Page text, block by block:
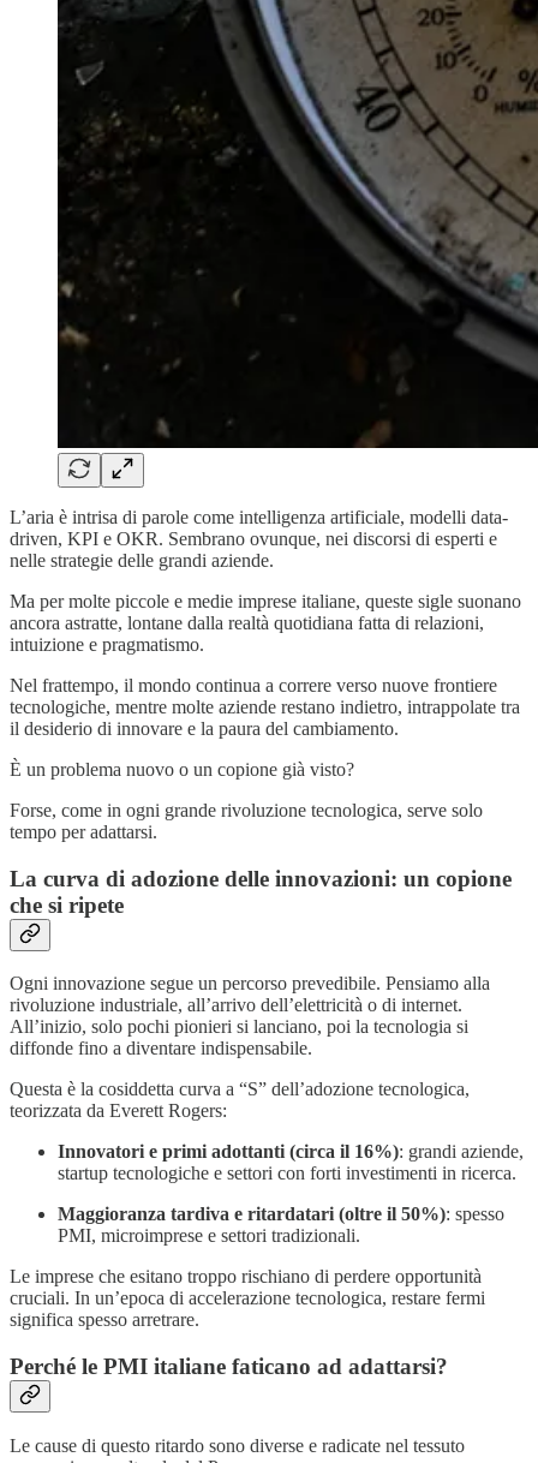
L’aria è intrisa di parole come intelligenza artificiale, modelli data-
driven, KPI e OKR. Sembrano ovunque, nei discorsi di esperti e
nelle strategie delle grandi aziende.
Ma per molte piccole e medie imprese italiane, queste sigle suonano
ancora astratte, lontane dalla realtà quotidiana fatta di relazioni,
intuizione e pragmatismo.
Nel frattempo, il mondo continua a correre verso nuove frontiere
tecnologiche, mentre molte aziende restano indietro, intrappolate tra
il desiderio di innovare e la paura del cambiamento.
È un problema nuovo o un copione già visto?
Forse, come in ogni grande rivoluzione tecnologica, serve solo
tempo per adattarsi.
La curva di adozione delle innovazioni: un copione
che si ripete
Ogni innovazione segue un percorso prevedibile. Pensiamo alla
rivoluzione industriale, all’arrivo dell’elettricità o di internet.
All’inizio, solo pochi pionieri si lanciano, poi la tecnologia si
diffonde fino a diventare indispensabile.
Questa è la cosiddetta curva a “S” dell’adozione tecnologica,
teorizzata da Everett Rogers:
Innovatori e primi adottanti (circa il 16%): grandi aziende,
startup tecnologiche e settori con forti investimenti in ricerca.
Maggioranza tardiva e ritardatari (oltre il 50%): spesso
PMI, microimprese e settori tradizionali.
Le imprese che esitano troppo rischiano di perdere opportunità
cruciali. In un’epoca di accelerazione tecnologica, restare fermi
significa spesso arretrare.
Perché le PMI italiane faticano ad adattarsi?
Le cause di questo ritardo sono diverse e radicate nel tessuto